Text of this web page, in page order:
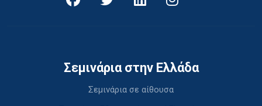
Σεμινάρια στην Ελλάδα
Σεμινάρια σε αίθουσα